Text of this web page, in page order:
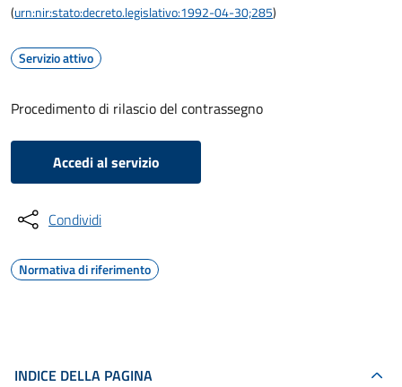
(urn:nir:stato:decreto.legislativo:1992-04-30;285)
Servizio attivo
Procedimento di rilascio del contrassegno
Accedi al servizio
Condividi
Normativa di riferimento
INDICE DELLA PAGINA